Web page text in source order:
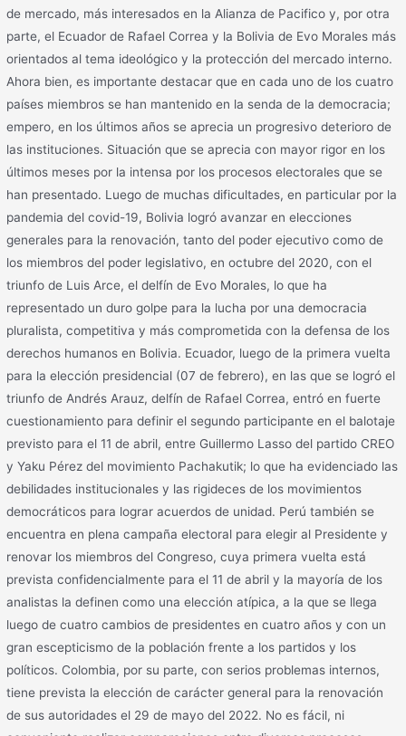
de mercado, más interesados en la Alianza de Pacifico y, por otra
parte, el Ecuador de Rafael Correa y la Bolivia de Evo Morales más
orientados al tema ideológico y la protección del mercado interno.
Ahora bien, es importante destacar que en cada uno de los cuatro
países miembros se han mantenido en la senda de la democracia;
empero, en los últimos años se aprecia un progresivo deterioro de
las instituciones. Situación que se aprecia con mayor rigor en los
últimos meses por la intensa por los procesos electorales que se
han presentado. Luego de muchas dificultades, en particular por la
pandemia del covid-19, Bolivia logró avanzar en elecciones
generales para la renovación, tanto del poder ejecutivo como de
los miembros del poder legislativo, en octubre del 2020, con el
triunfo de Luis Arce, el delfín de Evo Morales, lo que ha
representado un duro golpe para la lucha por una democracia
pluralista, competitiva y más comprometida con la defensa de los
derechos humanos en Bolivia. Ecuador, luego de la primera vuelta
para la elección presidencial (07 de febrero), en las que se logró el
triunfo de Andrés Arauz, delfín de Rafael Correa, entró en fuerte
cuestionamiento para definir el segundo participante en el balotaje
previsto para el 11 de abril, entre Guillermo Lasso del partido CREO
y Yaku Pérez del movimiento Pachakutik; lo que ha evidenciado las
debilidades institucionales y las rigideces de los movimientos
democráticos para lograr acuerdos de unidad. Perú también se
encuentra en plena campaña electoral para elegir al Presidente y
renovar los miembros del Congreso, cuya primera vuelta está
prevista confidencialmente para el 11 de abril y la mayoría de los
analistas la definen como una elección atípica, a la que se llega
luego de cuatro cambios de presidentes en cuatro años y con un
gran escepticismo de la población frente a los partidos y los
políticos. Colombia, por su parte, con serios problemas internos,
tiene prevista la elección de carácter general para la renovación
de sus autoridades el 29 de mayo del 2022. No es fácil, ni